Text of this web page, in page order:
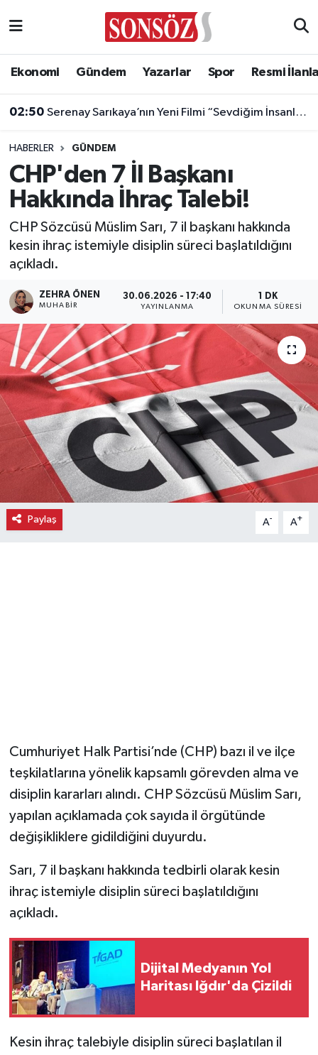
Ekonomi Gündem Yazarlar Spor Resmi
02:50 Serenay Sarıkaya’nın Yeni Filmi “Sevdiğim İnsanlar”a Dünyaca Ünlü Oyuncu
HABERLER GÜNDEM
CHP'den 7 İl Başkanı
Hakkında İhraç Talebi!
CHP Sözcüsü Müslim Sarı, 7 il başkanı hakkında
kesin ihraç istemiyle disiplin süreci başlatıldığını
açıkladı.
ZEHRA ÖNEN
MUHABIR
30.06.2026 - 17:40
YAYINLANMA
1 DK
OKUNMA SÜRESI
Paylaş A- A+
Cumhuriyet Halk Partisi’nde (CHP) bazı il ve ilçe
teşkilatlarına yönelik kapsamlı görevden alma ve
disiplin kararları alındı. CHP Sözcüsü Müslim Sarı,
yapılan açıklamada çok sayıda il örgütünde
değişikliklere gidildiğini duyurdu.
Sarı, 7 il başkanı hakkında tedbirli olarak kesin
ihraç istemiyle disiplin süreci başlatıldığını
açıkladı.
Dijital Medyanın Yol
Haritası Iğdır'da Çizildi
Kesin ihraç talebiyle disiplin süreci başlatılan il
Asayiş
Biyografi
Çevre
Diğer
Dünya
Eğitim
Ekonomi
Eleman
Emlak
Gündem
Gurme
Haber
Seri İlan
Siyaset
Sonsöz Özel
Vasıta
Yaşam
Ankara Nöbetçi Eczaneler
Ankara Trafik Yoğunluk Haritası
Süper Lig Puan Durumu ve Fikstür
Tüm Manşetler
Son Dakika Haberleri
Haber Arşivi